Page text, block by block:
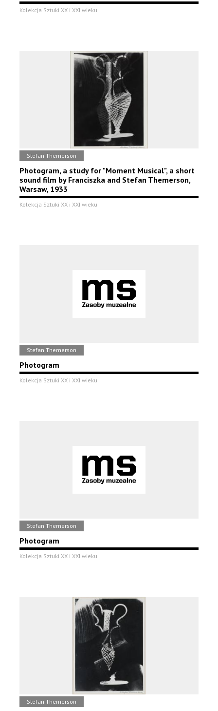
Kolekcja Sztuki XX i XXI wieku
Stefan Themerson
Photogram, a study for "Moment Musical", a short
sound film by Franciszka and Stefan Themerson,
Warsaw, 1933
Kolekcja Sztuki XX i XXI wieku
Stefan Themerson
Photogram
Kolekcja Sztuki XX i XXI wieku
Stefan Themerson
Photogram
Kolekcja Sztuki XX i XXI wieku
Stefan Themerson